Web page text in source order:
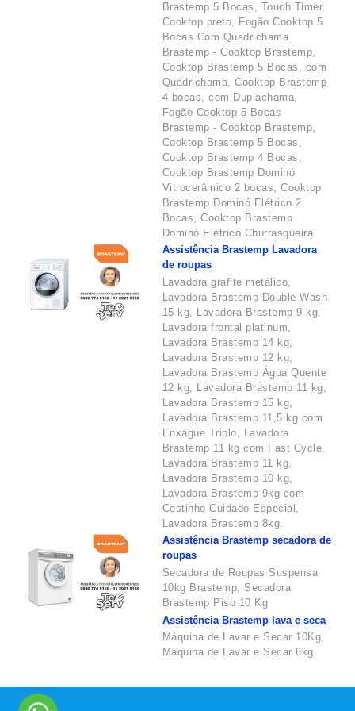
Brastemp 5 Bocas, Touch Timer,
Cooktop preto, Fogão Cooktop 5
Bocas Com Quadrichama
Brastemp - Cooktop Brastemp,
Cooktop Brastemp 5 Bocas, com
Quadrichama, Cooktop Brastemp
4 bocas, com Duplachama,
Fogão Cooktop 5 Bocas
Brastemp - Cooktop Brastemp,
Cooktop Brastemp 5 Bocas,
Cooktop Brastemp 4 Bocas,
Cooktop Brastemp Dominó
Vitrocerâmico 2 bocas, Cooktop
Brastemp Dominó Elétrico 2
Bocas, Cooktop Brastemp
Dominó Elétrico Churrasqueira.
Assistência Brastemp Lavadora
de roupas
Lavadora grafite metálico,
Lavadora Brastemp Double Wash
15 kg, Lavadora Brastemp 9 kg,
Lavadora frontal platinum,
Lavadora Brastemp 14 kg,
Lavadora Brastemp 12 kg,
Lavadora Brastemp Água Quente
12 kg, Lavadora Brastemp 11 kg,
Lavadora Brastemp 15 kg,
Lavadora Brastemp 11,5 kg com
Enxágue Triplo, Lavadora
Brastemp 11 kg com Fast Cycle,
Lavadora Brastemp 11 kg,
Lavadora Brastemp 10 kg,
Lavadora Brastemp 9kg com
Cestinho Cuidado Especial,
Lavadora Brastemp 8kg.
Assistência Brastemp secadora de
roupas
Secadora de Roupas Suspensa
10kg Brastemp, Secadora
Brastemp Piso 10 Kg
Assistência Brastemp lava e seca
Máquina de Lavar e Secar 10Kg,
Máquina de Lavar e Secar 6kg.